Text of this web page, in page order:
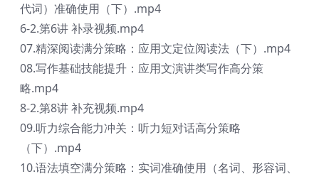
代词）准确使用（下）.mp4
6-2.第6讲 补录视频.mp4
07.精深阅读满分策略：应用文定位阅读法（下）.mp4
08.写作基础技能提升：应用文演讲类写作高分策
略.mp4
8-2.第8讲 补充视频.mp4
09.听力综合能力冲关：听力短对话高分策略
（下）.mp4
10.语法填空满分策略：实词准确使用（名词、形容词、